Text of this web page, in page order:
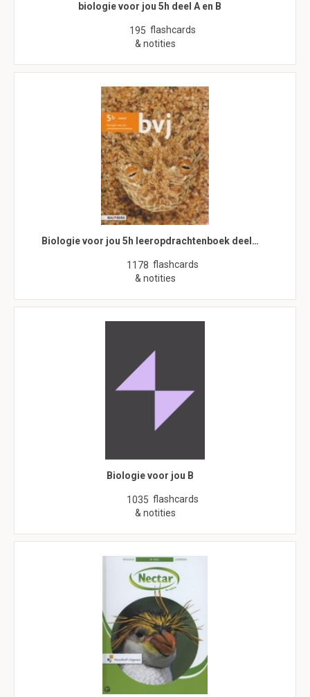
biologie voor jou 5h deel A en B
195 flashcards
& notities
Biologie voor jou 5h leeropdrachtenboek deel…
1178 flashcards
& notities
Biologie voor jou B
1035 flashcards
& notities